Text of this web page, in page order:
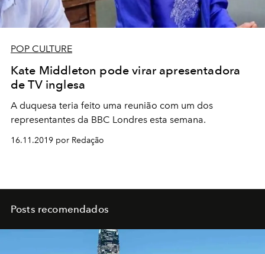
POP CULTURE
Kate Middleton pode virar apresentadora
de TV inglesa
A duquesa teria feito uma reunião com um dos
representantes da BBC Londres esta semana.
16.11.2019 por Redação
Posts recomendados